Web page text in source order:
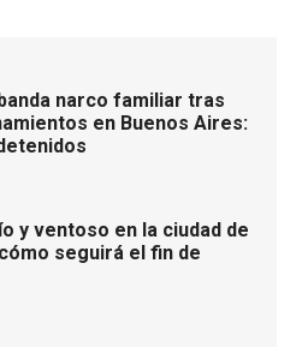
narco familiar tras
en Buenos Aires:
y ventoso en la ciudad de
seguirá el fin de